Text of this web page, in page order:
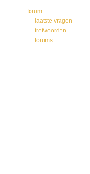
forum
laatste vragen
trefwoorden
forums